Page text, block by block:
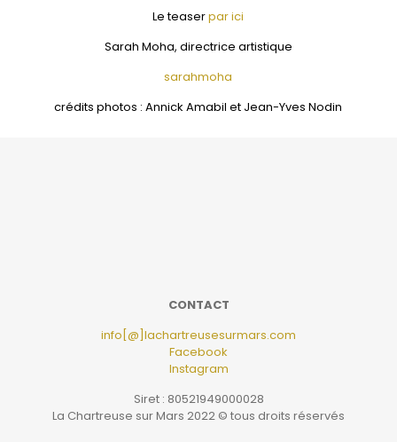
Le teaserpar ici
Sarah Moha, directrice artistique
sarahmoha
crédits photos : Annick Amabil et Jean-Yves Nodin
CONTACT
info[@]lachartreusesurmars.com
Facebook
Instagram
Siret : 80521949000028
La Chartreuse sur Mars 2022 © tous droits réservés